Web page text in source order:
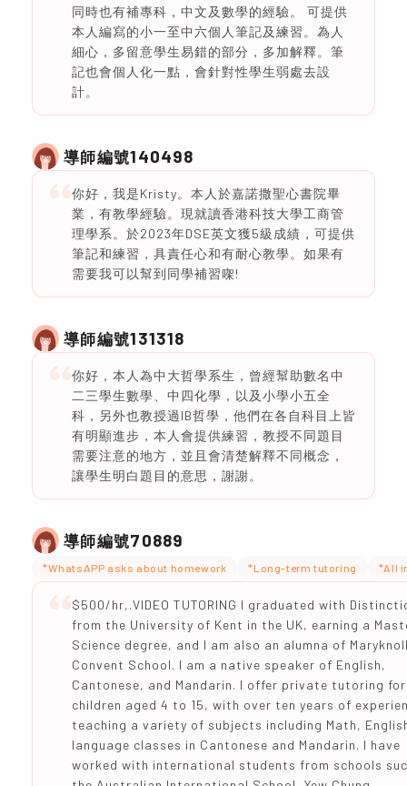
同時也有補專科，中文及數學的經驗。 可提供
本人編寫的小一至中六個人筆記及練習。為人
細心，多留意學生易錯的部分，多加解釋。筆
記也會個人化一點，會針對性學生弱處去設
計。
導師編號140498
你好，我是Kristy。本人於嘉諾撒聖心書院畢
業，有教學經驗。現就讀香港科技大學工商管
理學系。於2023年DSE英文獲5級成績，可提供
筆記和練習，具責任心和有耐心教學。如果有
需要我可以幫到同學補習㗎!
導師編號131318
你好，本人為中大哲學系生，曾經幫助數名中
二三學生數學、中四化學，以及小學小五全
科，另外也教授過IB哲學，他們在各自科目上皆
有明顯進步，本人會提供練習，教授不同題目
需要注意的地方，並且會清楚解釋不同概念，
讓學生明白題目的意思，謝謝。
導師編號70889
*WhatsAPP asks about homework *Long-term tutoring *All
$500/hr,.VIDEO TUTORING I graduated with
from the University of Kent in the UK, earning a
Science degree, and I am also an alumna of
Convent School. I am a native speaker of English,
Cantonese, and Mandarin. I offer private tutoring for
children aged 4 to 15, with over ten years of
teaching a variety of subjects including Math,
language classes in Cantonese and Mandarin. I have
worked with international students from schools